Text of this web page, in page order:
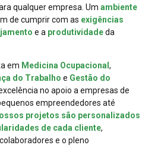
qualquer empresa. Um ambiente
de cumprir com as exigências
e a produtividadeda
em Medicina Ocupacional,
do Trabalho e Gestão do
no apoio a empresas de
empreendedores até
projetos são personalizados
de cada cliente,
e o pleno